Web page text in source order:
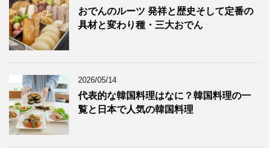
おでんのルーツ 発祥と歴史そして定番の
具材と変わり種・三大おでん
2026/05/14
代表的な韓国料理はなに？韓国料理の一
覧と日本で人気の韓国料理